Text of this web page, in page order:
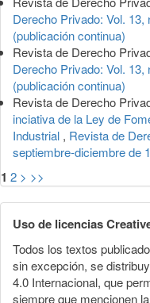
Derecho Privado: Vol.
(publicación continua)
Revista de Derecho
Derecho Privado: Vol.
(publicación continua)
Revista de Derecho
inciativa de la Ley de
Industrial , Revista de
septiembre-diciembre de
1 2 > >>
Uso de licencias
Todos los textos
sin excepción, se
4.0 Internacional, que
siempre que mencionen